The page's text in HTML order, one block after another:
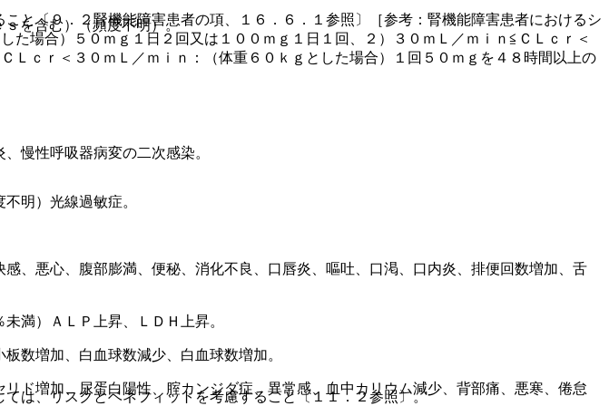
を含む）（頻度不明）。
明）光線過敏症。
、悪心、腹部膨満、便秘、消化不良、口唇炎、嘔吐、口渇、口内炎、排便回数増加、舌
満）ＡＬＰ上昇、ＬＤＨ上昇。
数増加、白血球数減少、白血球数増加。
ド増加、尿蛋白陽性、腟カンジダ症、異常感、血中カリウム減少、背部痛、悪寒、倦怠
と〔９．２腎機能障害患者の項、１６．６．１参照〕［参考：腎機能障害患者におけるシ
場合）５０ｍｇ１日２回又は１００ｍｇ１日１回、２）３０ｍＬ／ｍｉｎ≦ＣＬｃｒ＜
Ｌｃｒ＜３０ｍＬ／ｍｉｎ：（体重６０ｋｇとした場合）１回５０ｍｇを４８時間以上の
慢性呼吸器病変の二次感染。
は、リスクとベネフィットを考慮すること〔１１．２参照〕。